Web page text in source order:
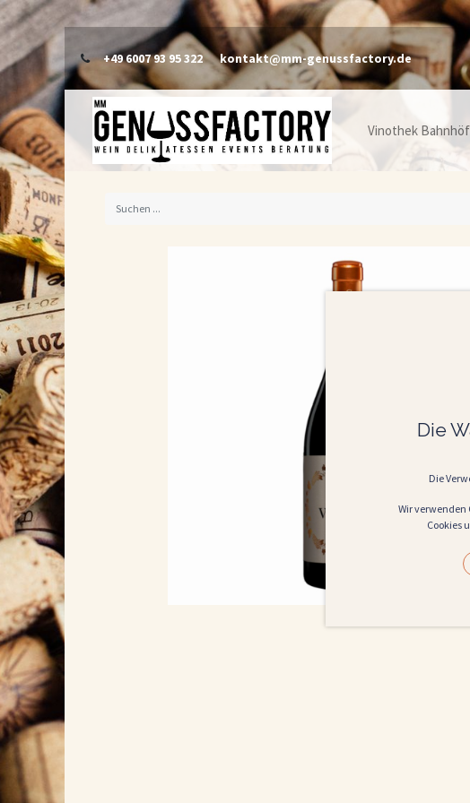
+49 6007 93 95 322 kontakt@mm-genussfactory.de
Vinothek
Die
Die
Wir verwenden
Cookies